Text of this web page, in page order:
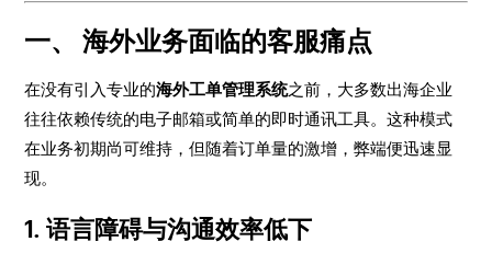
一、 海外业务面临的客服痛点
在没有引入专业的海外工单管理系统之前，大多数出海企业
往往依赖传统的电子邮箱或简单的即时通讯工具。这种模式
在业务初期尚可维持，但随着订单量的激增，弊端便迅速显
现。
1. 语言障碍与沟通效率低下